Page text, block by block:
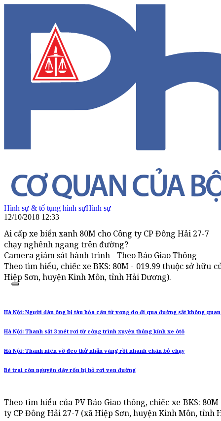
Hình sự & tố tụng hình sựHình sự
12/10/2018 12:33
Ai cấp xe biển xanh 80M cho Công ty CP Đông Hải 27-7
chạy nghênh ngang trên đường?
Camera giám sát hành trình - Theo Báo Giao Thông
Theo tìm hiểu, chiếc xe BKS: 80M - 019.99 thuộc sở hữu
Hiệp Sơn, huyện Kinh Môn, tỉnh Hải Dương).
Hà Nội: Người đàn ông bị tàu hỏa cán tử vong do đi qua đường sắt không
Hà Nội: Thanh sắt 3 mét rơi từ công trình xuyên thủng kính xe ôtô
Hà Nội: Thanh niên vờ đeo thử nhẫn vàng rồi nhanh chân bỏ chạy
Bé trai còn nguyên dây rốn bị bỏ rơi ven đường
Theo tìm hiểu của PV Báo Giao thông, chiếc xe BKS:
ty CP Đông Hải 27-7 (xã Hiệp Sơn, huyện Kinh Môn, tỉnh